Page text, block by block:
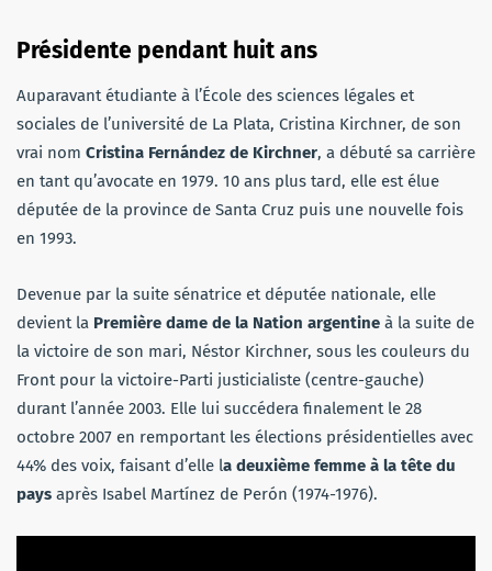
Présidente pendant huit ans
Auparavant étudiante à l’École des sciences légales et
sociales de l’université de La Plata, Cristina Kirchner, de son
vrai nom Cristina Fernández de Kirchner, a débuté sa carrière
en tant qu’avocate en 1979. 10 ans plus tard, elle est élue
députée de la province de Santa Cruz puis une nouvelle fois
en 1993.
Devenue par la suite sénatrice et députée nationale, elle
devient la Première dame de la Nation argentine à la suite de
la victoire de son mari, Néstor Kirchner, sous les couleurs du
Front pour la victoire-Parti justicialiste (centre-gauche)
durant l’année 2003. Elle lui succédera finalement le 28
octobre 2007 en remportant les élections présidentielles avec
44% des voix, faisant d’elle la deuxième femme à la tête du
pays après Isabel Martínez de Perón (1974-1976).